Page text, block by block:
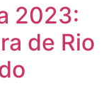
2023:
de Rio